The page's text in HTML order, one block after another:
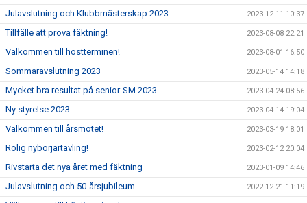
Julavslutning och Klubbmästerskap 2023 2023-12-11 10:37
Tillfälle att prova fäktning! 2023-08-08 22:21
Välkommen till höstterminen! 2023-08-01 16:50
Sommaravslutning 2023 2023-05-14 14:18
Mycket bra resultat på senior-SM 2023 2023-04-24 08:56
Ny styrelse 2023 2023-04-14 19:04
Välkommen till årsmötet! 2023-03-19 18:01
Rolig nybörjartävling! 2023-02-12 20:04
Rivstarta det nya året med fäktning 2023-01-09 14:46
Julavslutning och 50-årsjubileum 2022-12-21 11:19